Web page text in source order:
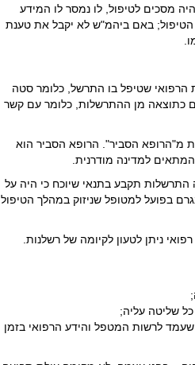
מסכים לטיפול, לו נמסר לו המידע
הטיפול; באם ביהמ"ש לא יקבל את טענת
הרפואי שטיפל בו התרשל, כלומר סטה
כתוצאה מן ההתרשלות, כלומר עם קשר
מ"הרופא הסביר". הרופא הסביר הוא
למדינה מודרנית.
התרשלות תקבע בתנאי שיוכח כי היה על
בפועל למטופל שניזוק במהלך הטיפול
ניתן לטעון לקיומה של רשלנות.
כל שליטה עליה;
לרשות המטפל והידע הרפואי בזמן